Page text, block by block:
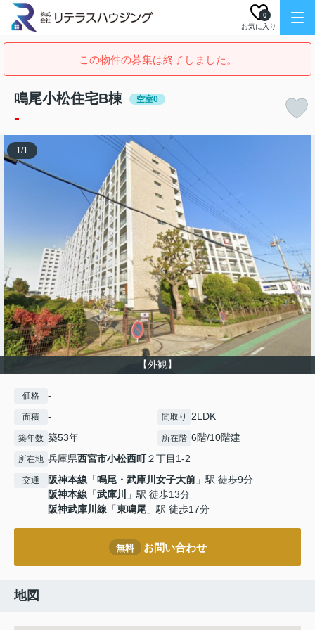
お気に入り
0
この物件の募集は終了しました。
鳴尾小松住宅B棟 空室0
-
【外観】
1/1
価格 -
面積 - 間取り 2LDK
築年数 築53年 所在階 6階/10階建
所在地 兵庫県西宮市小松西町２丁目1-2
交通 阪神本線 「鳴尾・武庫川女子大前 」駅 徒歩9分
阪神本線 「武庫川
」駅 徒歩13分
阪神武庫川線 「東鳴尾 」駅 徒歩17分
無料 お問い合わせ
地図